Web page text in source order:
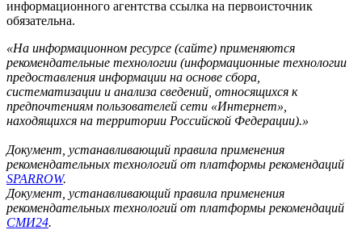
информационного агентства ссылка на первоисточник
обязательна.
«На информационном ресурсе (сайте) применяются
рекомендательные технологии (информационные технологии
предоставления информации на основе сбора,
систематизации и анализа сведений, относящихся к
предпочтениям пользователей сети «Интернет»,
находящихся на территории Российской Федерации).»
Документ, устанавливающий правила применения
рекомендательных технологий от платформы рекомендаций
SPARROW.
Документ, устанавливающий правила применения
рекомендательных технологий от платформы рекомендаций
СМИ24.